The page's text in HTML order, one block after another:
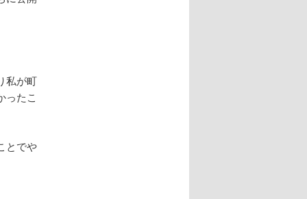
私が町
ったこ
とでや